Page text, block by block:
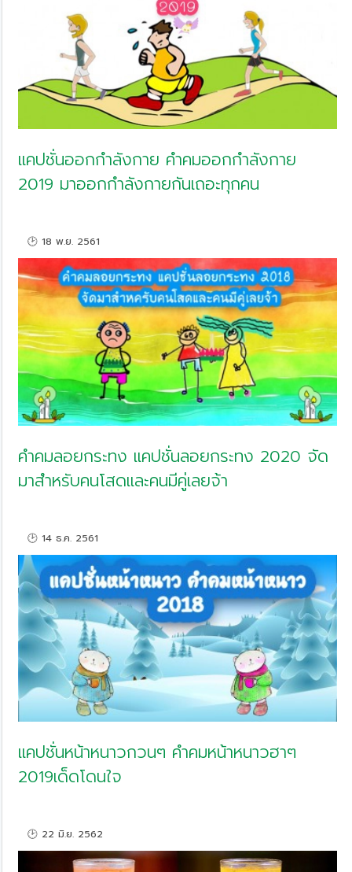
แคปชั่นออกกําลังกาย คำคมออกกําลังกาย
2019 มาออกกำลังกายกันเถอะทุกคน
🕑 18 พ.ย. 2561
คำคมลอยกระทง แคปชั่นลอยกระทง 2020 จัด
มาสำหรับคนโสดและคนมีคู่เลยจ้า
🕑 14 ธ.ค. 2561
แคปชั่นหน้าหนาวกวนๆ คำคมหน้าหนาวฮาๆ
2019เด็ดโดนใจ
🕑 22 มิ.ย. 2562